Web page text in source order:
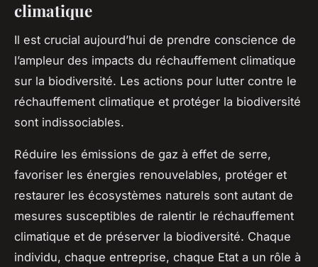
climatique
Il est crucial aujourd’hui de prendre conscience de
l’ampleur des impacts du réchauffement climatique
sur la biodiversité. Les actions pour lutter contre le
réchauffement climatique et protéger la biodiversité
sont indissociables.
Réduire les émissions de gaz à effet de serre,
favoriser les énergies renouvelables, protéger et
restaurer les écosystèmes naturels sont autant de
mesures susceptibles de ralentir le réchauffement
climatique et de préserver la biodiversité. Chaque
individu, chaque entreprise, chaque Etat a un rôle à